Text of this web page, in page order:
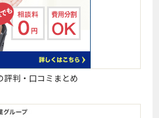
評判・口コミまとめ